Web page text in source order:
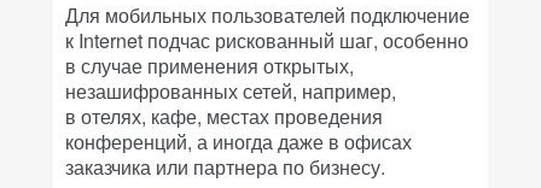
Для мобильных пользователей подключение
к Internet подчас рискованный шаг, особенно
в случае применения открытых,
незашифрованных сетей, например,
в отелях, кафе, местах проведения
конференций, а иногда даже в офисах
заказчика или партнера по бизнесу.